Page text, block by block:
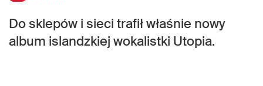
Do sklepów i sieci trafił właśnie nowy
album islandzkiej wokalistki Utopia.